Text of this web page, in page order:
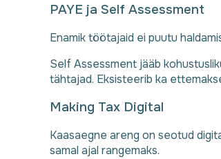
PAYE ja Self Assessment
Enamik töötajaid ei puutu
Self Assessment jääb
tähtajad. Eksisteerib ka
Making Tax Digital
Kaasaegne areng on seotud
samal ajal rangemaks.